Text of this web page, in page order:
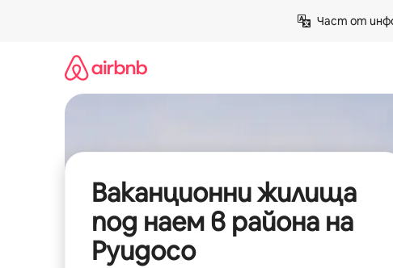
Част от
Ваканционни жилища
под наем в района на
Руидосо